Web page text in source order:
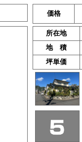
価格
所在地
地 積
坪単価